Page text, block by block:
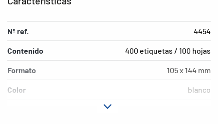
Nº ref. 4454
Contenido 400 etiquetas / 100 hojas
Formato 105 x 144 mm
Color blanco